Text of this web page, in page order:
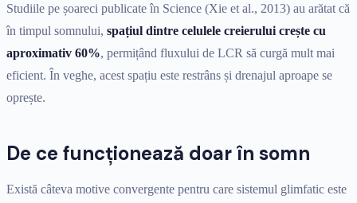
Studiile pe șoareci publicate în Science (Xie et al., 2013) au arătat că
în timpul somnului, spațiul dintre celulele creierului crește cu
aproximativ 60%, permițând fluxului de LCR să curgă mult mai
eficient. În veghe, acest spațiu este restrâns și drenajul aproape se
oprește.
De ce funcționează doar în somn
Există câteva motive convergente pentru care sistemul glimfatic este